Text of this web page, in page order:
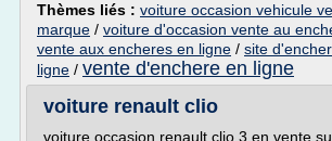
Thèmes liés : voiture occasion vehicule
marque / voiture d'occasion vente au
vente aux encheres en ligne / site
ligne / vente d'enchere en ligne
voiture renault clio
voiture occasion renault clio 3 en vente